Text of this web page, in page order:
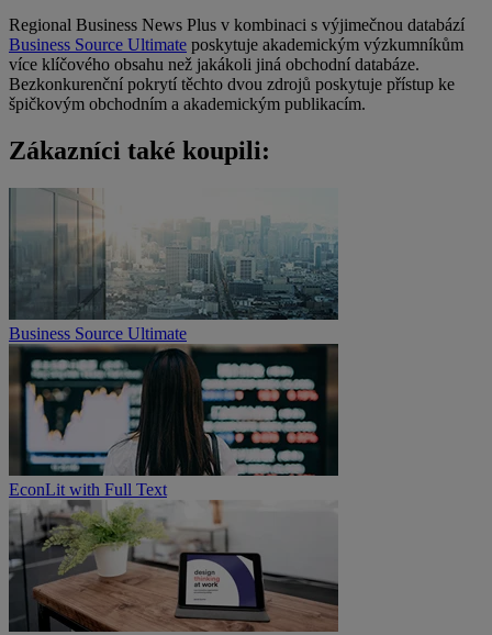
Regional Business News Plus v kombinaci s výjimečnou databází
Business Source Ultimate poskytuje akademickým výzkumníkům
více klíčového obsahu než jakákoli jiná obchodní databáze.
Bezkonkurenční pokrytí těchto dvou zdrojů poskytuje přístup ke
špičkovým obchodním a akademickým publikacím.
Zákazníci také koupili:
Business Source Ultimate
EconLit with Full Text